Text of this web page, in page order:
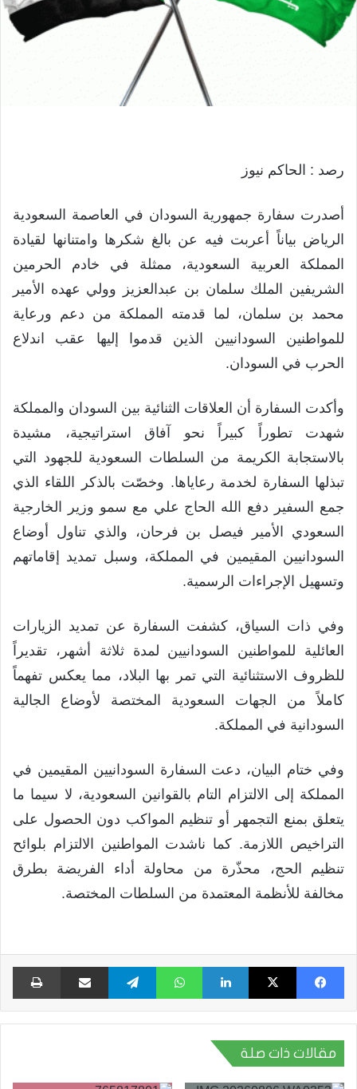
رصد : الحاكم نيوز
أصدرت سفارة جمهورية السودان في العاصمة السعودية
الرياض بياناً أعربت فيه عن بالغ شكرها وامتنانها لقيادة
المملكة العربية السعودية، ممثلة في خادم الحرمين
الشريفين الملك سلمان بن عبدالعزيز وولي عهده الأمير
محمد بن سلمان، لما قدمته المملكة من دعم ورعاية
للمواطنين السودانيين الذين قدموا إليها عقب اندلاع
الحرب في السودان.
وأكدت السفارة أن العلاقات الثنائية بين السودان والمملكة
شهدت تطوراً كبيراً نحو آفاق استراتيجية، مشيدة
بالاستجابة الكريمة من السلطات السعودية للجهود التي
تبذلها السفارة لخدمة رعاياها. وخصّت بالذكر اللقاء الذي
جمع السفير دفع الله الحاج علي مع سمو وزير الخارجية
السعودي الأمير فيصل بن فرحان، والذي تناول أوضاع
السودانيين المقيمين في المملكة، وسبل تمديد إقاماتهم
وتسهيل الإجراءات الرسمية.
وفي ذات السياق، كشفت السفارة عن تمديد الزيارات
العائلية للمواطنين السودانيين لمدة ثلاثة أشهر، تقديراً
للظروف الاستثنائية التي تمر بها البلاد، مما يعكس تفهماً
كاملاً من الجهات السعودية المختصة لأوضاع الجالية
السودانية في المملكة.
وفي ختام البيان، دعت السفارة السودانيين المقيمين في
المملكة إلى الالتزام التام بالقوانين السعودية، لا سيما ما
يتعلق بمنع التجمهر أو تنظيم المواكب دون الحصول على
التراخيص اللازمة. كما ناشدت المواطنين الالتزام بلوائح
تنظيم الحج، محذّرة من محاولة أداء الفريضة بطرق
مخالفة للأنظمة المعتمدة من السلطات المختصة.
فيسبوك X لينكدإن واتساب تيلقرام مشاركة عبر البريد
مقالات ذات صلة